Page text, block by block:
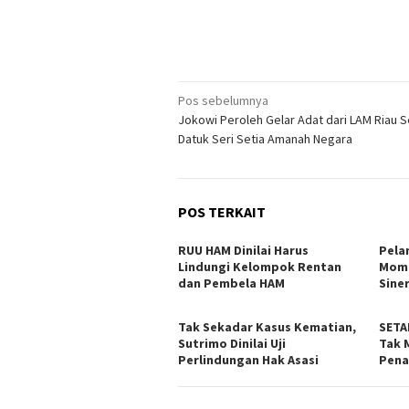
Navigasi
pos
Pos sebelumnya
Jokowi Peroleh Gelar Adat dari LAM Riau
Datuk Seri Setia Amanah Negara
POS TERKAIT
RUU HAM Dinilai Harus
Lindungi Kelompok Rentan
dan Pembela HAM
Tak Sekadar Kasus Kematian,
Sutrimo Dinilai Uji
Perlindungan Hak Asasi
Tak